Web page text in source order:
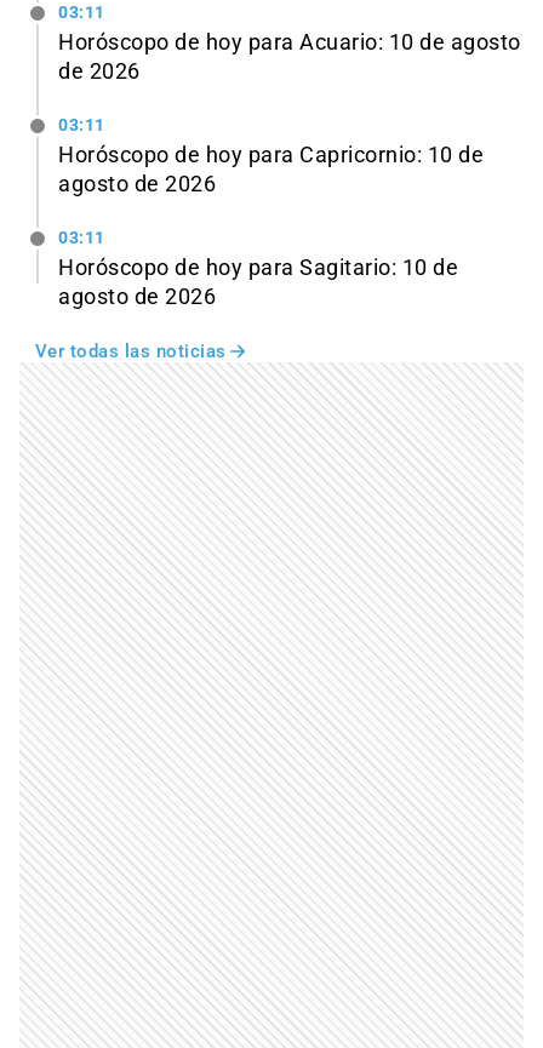
03:11
Horóscopo de hoy para Acuario: 10 de agosto
de 2026
03:11
Horóscopo de hoy para Capricornio: 10 de
agosto de 2026
03:11
Horóscopo de hoy para Sagitario: 10 de
agosto de 2026
Ver todas las noticias